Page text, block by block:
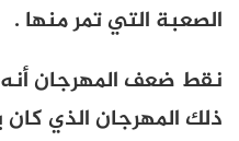
الصعبة التي تمر منها .
نقط ضعف المهرجان أنه
ذلك المهرجان الذي